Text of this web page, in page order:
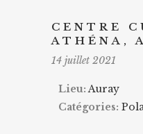
CENTRE
ATHÉNA,
14 juillet 2021
Lieu: Auray
Catégories: